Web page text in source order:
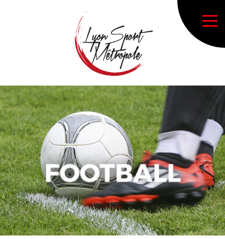
Présentation